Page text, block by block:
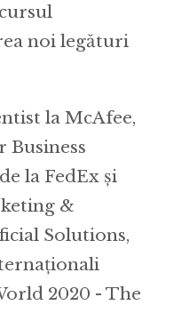
noi legături
la McAfee,
Business
la FedEx și
&
Solutions,
2020 - The